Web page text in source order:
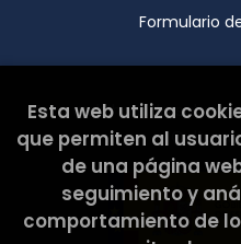
Formulario
Esta web ha sido
Cultura
Esta web utiliza
que permiten al
de una página
seguimiento y
comportamiento de